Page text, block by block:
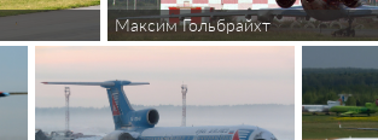
Максим Гольбрайхт